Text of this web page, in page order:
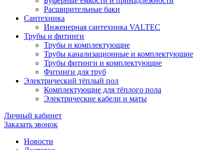
Расширительные баки
Сантехника
Инженерная сантехника VALTEC
Трубы и фитинги
Трубы и комплектующие
Трубы канализационные и комплектующие
Трубы фитинги и комплектующие
Фитинги для труб
Электрический тёплый пол
Комплектующие для тёплого пола
Электрические кабели и маты
Личный кабинет
Заказать звонок
Новости